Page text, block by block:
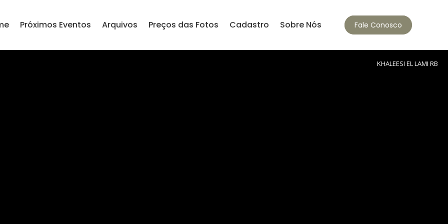
Próximos Eventos Arquivos Preços das Fotos Cadastro Sobre Nós Fale Conosco
KHALEESI EL LAMI RB